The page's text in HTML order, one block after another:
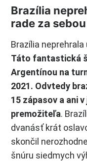
Brazília
rade za sebou
Brazília
Táto fantastická
Argentínou na
2021. Odvtedy
15 zápasov a ani
premožiteľa.
dvanásť krát
skončil
šnúru siedmych